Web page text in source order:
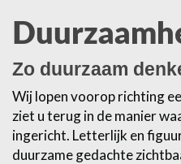
Zo duurzaam
Wij lopen voorop richting
ziet u terug in de manier
ingericht. Letterlijk en
duurzame gedachte